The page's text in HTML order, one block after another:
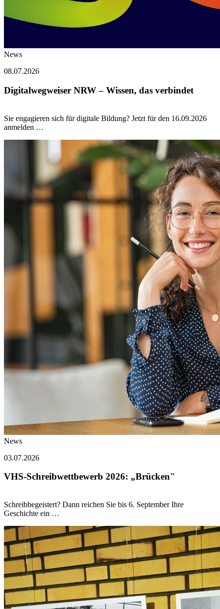
News
08.07.2026
Digitalwegweiser NRW – Wissen, das verbindet
Sie engagieren sich für digitale Bildung? Jetzt für den 16.09.2026
anmelden …
News
03.07.2026
VHS-Schreibwettbewerb 2026: „Brücken"
Schreibbegeistert? Dann reichen Sie bis 6. September Ihre
Geschichte ein …